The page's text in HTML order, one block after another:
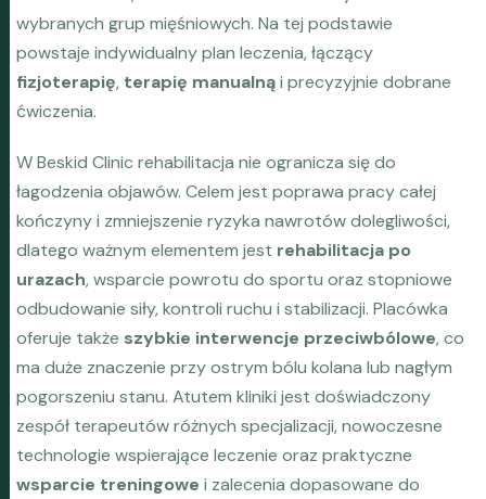
wybranych grup mięśniowych. Na tej podstawie
powstaje indywidualny plan leczenia, łączący
fizjoterapię, terapię manualnąi precyzyjnie dobrane
ćwiczenia.
W Beskid Clinic rehabilitacja nie ogranicza się do
łagodzenia objawów. Celem jest poprawa pracy całej
kończyny i zmniejszenie ryzyka nawrotów dolegliwości,
dlatego ważnym elementem jest rehabilitacja po
urazach, wsparcie powrotu do sportu oraz stopniowe
odbudowanie siły, kontroli ruchu i stabilizacji. Placówka
oferuje także szybkie interwencje przeciwbólowe, co
ma duże znaczenie przy ostrym bólu kolana lub nagłym
pogorszeniu stanu. Atutem kliniki jest doświadczony
zespół terapeutów różnych specjalizacji, nowoczesne
technologie wspierające leczenie oraz praktyczne
wsparcie treningowe i zalecenia dopasowane do